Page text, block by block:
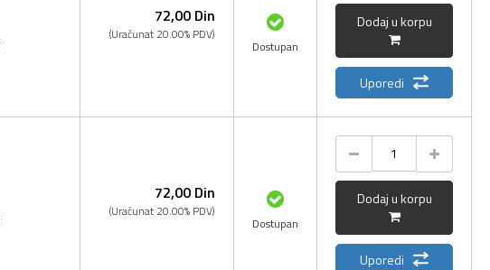
72,00 Din
(Uračunat 20.00% PDV)
Dostupan
Dodaj u korpu
Uporedi
72,00 Din
(Uračunat 20.00% PDV)
Dostupan
Dodaj u korpu
Uporedi